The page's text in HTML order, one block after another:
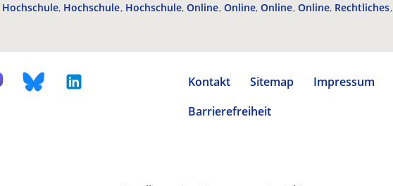
Hochschule Hochschule Hochschule Online Online Online Online Rechtliches
Kontakt Sitemap Impressum
Barrierefreiheit